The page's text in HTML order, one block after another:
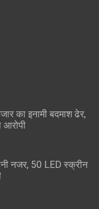
का इनामी बदमाश ढेर,
आरोपी
नजर, 50 LED स्क्रीन